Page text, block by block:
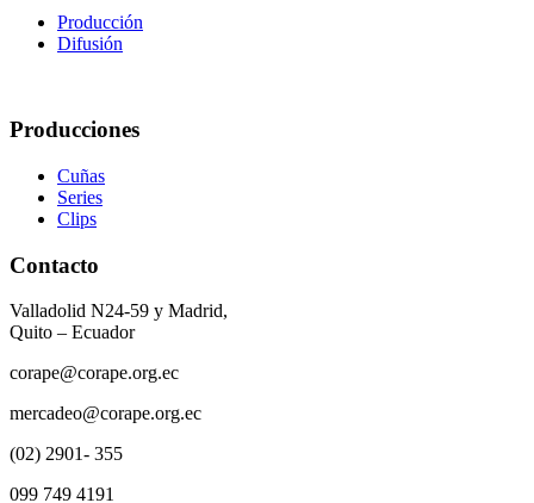
Producción
Difusión
Producciones
Cuñas
Series
Clips
Contacto
Valladolid N24-59 y Madrid,
Quito – Ecuador
corape@corape.org.ec
mercadeo@corape.org.ec
(02) 2901- 355
099 749 4191